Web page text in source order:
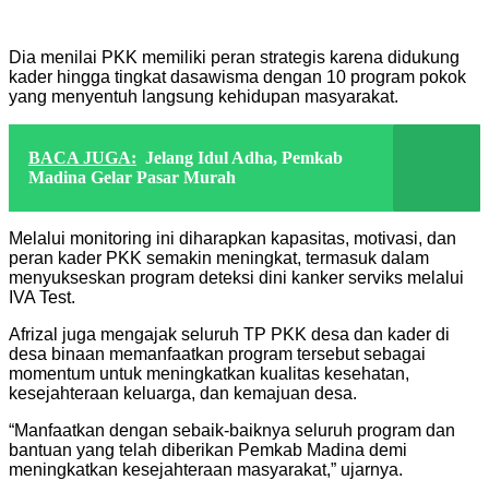
Dia menilai PKK memiliki peran strategis karena didukung
kader hingga tingkat dasawisma dengan 10 program pokok
yang menyentuh langsung kehidupan masyarakat.
BACA JUGA: Jelang Idul Adha, Pemkab
Madina Gelar Pasar Murah
Melalui monitoring ini diharapkan kapasitas, motivasi, dan
peran kader PKK semakin meningkat, termasuk dalam
menyukseskan program deteksi dini kanker serviks melalui
IVA Test.
Afrizal juga mengajak seluruh TP PKK desa dan kader di
desa binaan memanfaatkan program tersebut sebagai
momentum untuk meningkatkan kualitas kesehatan,
kesejahteraan keluarga, dan kemajuan desa.
“Manfaatkan dengan sebaik-baiknya seluruh program dan
bantuan yang telah diberikan Pemkab Madina demi
meningkatkan kesejahteraan masyarakat,” ujarnya.